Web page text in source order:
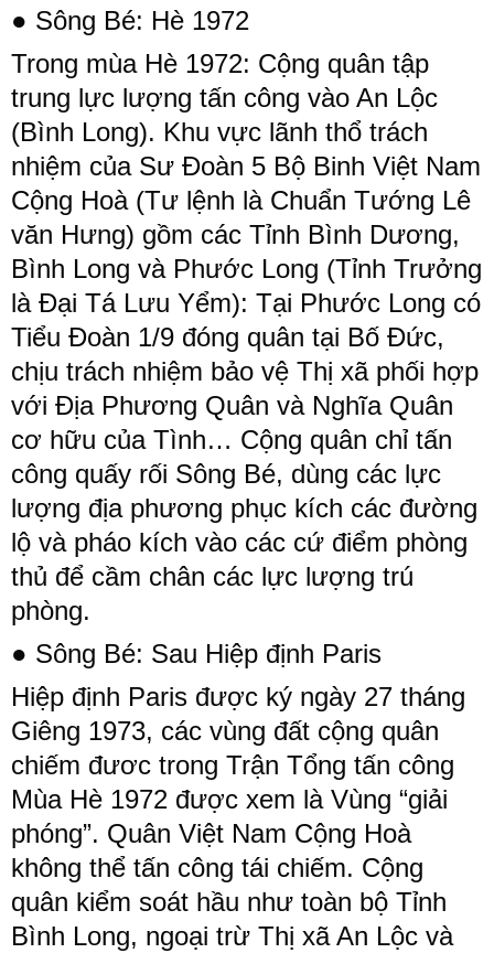
● Sông Bé: Hè 1972
Trong mùa Hè 1972: Cộng quân tập
trung lực lượng tấn công vào An Lộc
(Bình Long). Khu vực lãnh thổ trách
nhiệm của Sư Đoàn 5 Bộ Binh Việt Nam
Cộng Hoà (Tư lệnh là Chuẩn Tướng Lê
văn Hưng) gồm các Tỉnh Bình Dương,
Bình Long và Phước Long (Tỉnh Trưởng
là Đại Tá Lưu Yểm): Tại Phước Long có
Tiểu Đoàn 1/9 đóng quân tại Bố Đức,
chịu trách nhiệm bảo vệ Thị xã phối hợp
với Địa Phương Quân và Nghĩa Quân
cơ hữu của Tình… Cộng quân chỉ tấn
công quấy rối Sông Bé, dùng các lực
lượng địa phương phục kích các đường
lộ và pháo kích vào các cứ điểm phòng
thủ để cầm chân các lực lượng trú
phòng.
● Sông Bé: Sau Hiệp định Paris
Hiệp định Paris được ký ngày 27 tháng
Giêng 1973, các vùng đất cộng quân
chiếm đươc trong Trận Tổng tấn công
Mùa Hè 1972 được xem là Vùng “giải
phóng”. Quân Việt Nam Cộng Hoà
không thể tấn công tái chiếm. Cộng
quân kiểm soát hầu như toàn bộ Tỉnh
Bình Long, ngoại trừ Thị xã An Lộc và